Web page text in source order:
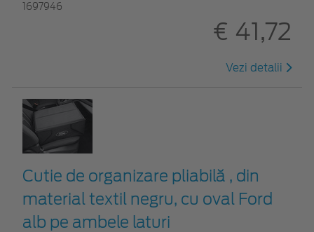
1697946
€ 41,72
Vezi detalii
Cutie de organizare pliabilă , din
material textil negru, cu oval Ford
alb pe ambele laturi